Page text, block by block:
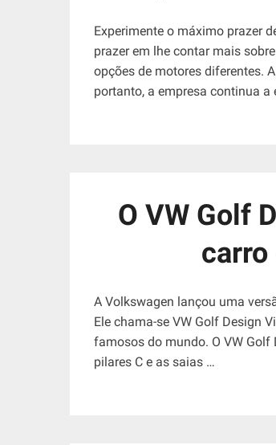
Experimente o máximo prazer
prazer em lhe contar mais
opções de motores diferentes.
portanto, a empresa continua a
O VW Golf
A Volkswagen lançou uma
Ele chama-se VW Golf Design
famosos do mundo. O VW
pilares C e as saias …